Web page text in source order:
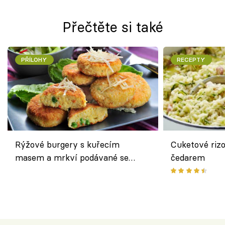
Přečtěte si také
PŘÍLOHY
Rýžové burgery s kuřecím
masem a mrkví podávané se
RECEPTY
Cuketové
čedarem